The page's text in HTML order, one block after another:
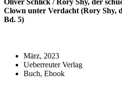
Oliver Schlick / Rory Shy, der
Clown unter Verdacht (Rory Shy,
Bd. 5)
März, 2023
Ueberreuter Verlag
Buch, Ebook